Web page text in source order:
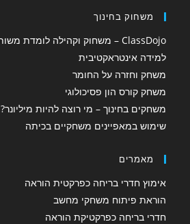
משחוק בחינוך
ClassDojo – משחוק וקהילה לומדת משותפת
למידה אינטראקטיבית
משחק וחזרה על החומר
משחק קורס הון פסיכולוגי
משחקים בחינוך – מי רוצה להיות מיליונר?
שימוש במאפיינים משחקיים בכיתה
מאמרים
אימוץ חדרי בריחה כפרקטית הוראה
הוראת פיתוח משחקי מחשב
חדרי בריחה כפרקטיקת הוראה